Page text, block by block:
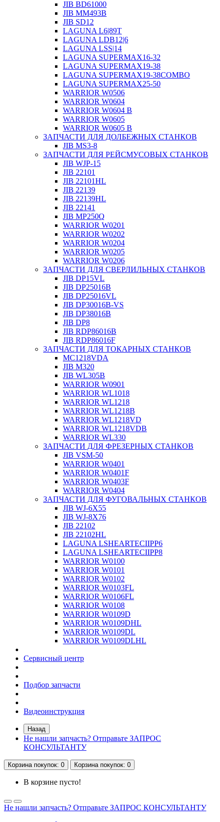
JIB BD61000
JIB MM493B
JIB SD12
LAGUNA L6|89T
LAGUNA LDB12|6
LAGUNA LSS|14
LAGUNA SUPERMAX16-32
LAGUNA SUPERMAX19-38
LAGUNA SUPERMAX19-38COMBO
LAGUNA SUPERMAX25-50
WARRIOR W0506
WARRIOR W0604
WARRIOR W0604 B
WARRIOR W0605
WARRIOR W0605 B
ЗАПЧАСТИ ДЛЯ ДОЛБЕЖНЫХ СТАНКОВ
JIB MS3-8
ЗАПЧАСТИ ДЛЯ РЕЙСМУСОВЫХ СТАНКОВ
JIB WJP-15
JIB 22101
JIB 22101HL
JIB 22139
JIB 22139HL
JIB 22141
JIB MP250Q
WARRIOR W0201
WARRIOR W0202
WARRIOR W0204
WARRIOR W0205
WARRIOR W0206
ЗАПЧАСТИ ДЛЯ СВЕРЛИЛЬНЫХ СТАНКОВ
JIB DP15VL
JIB DP25016B
JIB DP25016VL
JIB DP30016B-VS
JIB DP38016B
JIB DP8
JIB RDP86016B
JIB RDP86016F
ЗАПЧАСТИ ДЛЯ ТОКАРНЫХ СТАНКОВ
MC1218VDA
JIB M320
JIB WL305B
WARRIOR W0901
WARRIOR WL1018
WARRIOR WL1218
WARRIOR WL1218B
WARRIOR WL1218VD
WARRIOR WL1218VDB
WARRIOR WL330
ЗАПЧАСТИ ДЛЯ ФРЕЗЕРНЫХ СТАНКОВ
JIB VSM-50
WARRIOR W0401
WARRIOR W0401F
WARRIOR W0403F
WARRIOR W0404
ЗАПЧАСТИ ДЛЯ ФУГОВАЛЬНЫХ СТАНКОВ
JIB WJ-6X55
JIB WJ-8X76
JIB 22102
JIB 22102HL
LAGUNA LSHEARTECIIPP6
LAGUNA LSHEARTECIIPP8
WARRIOR W0100
WARRIOR W0101
WARRIOR W0102
WARRIOR W0103FL
WARRIOR W0106FL
WARRIOR W0108
WARRIOR W0109D
WARRIOR W0109DHL
WARRIOR W0109DL
WARRIOR W0109DLHL
Сервисный центр
Подбор запчасти
Видеоинструкция
Назад
Не нашли запчасть? Отправьте ЗАПРОС
КОНСУЛЬТАНТУ
Корзинапокупок: 0 Корзинапокупок: 0
В корзине пусто!
Не нашли запчасть? Отправьте ЗАПРОС КОНСУЛЬТАНТУ